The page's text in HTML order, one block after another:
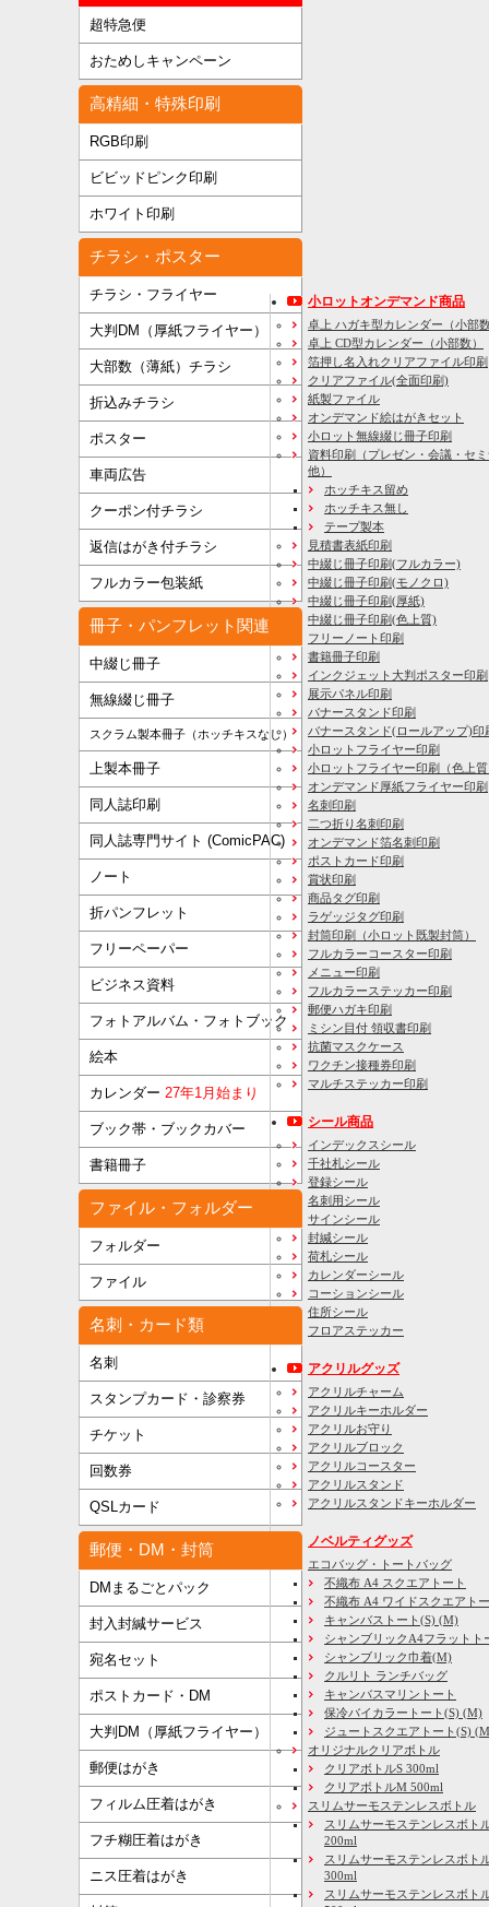
超特急便
おためしキャンペーン
高精細・特殊印刷
RGB印刷
ビビッドピンク印刷
ホワイト印刷
チラシ・ポスター
チラシ・フライヤー
大判DM（厚紙フライヤー）
大部数（薄紙）チラシ
折込みチラシ
ポスター
車両広告
クーポン付チラシ
返信はがき付チラシ
フルカラー包装紙
冊子・パンフレット関連
中綴じ冊子
無線綴じ冊子
スクラム製本冊子（ホッチキスなし）
上製本冊子
同人誌印刷
同人誌専門サイト (ComicPAC)
ノート
折パンフレット
フリーペーパー
ビジネス資料
フォトアルバム・フォトブック
絵本
カレンダー 27年1月始まり
ブック帯・ブックカバー
書籍冊子
ファイル・フォルダー
フォルダー
ファイル
名刺・カード類
名刺
スタンプカード・診察券
チケット
回数券
QSLカード
郵便・DM・封筒
DMまるごとパック
封入封緘サービス
宛名セット
ポストカード・DM
大判DM（厚紙フライヤー）
郵便はがき
フィルム圧着はがき
フチ糊圧着はがき
ニス圧着はがき
小ロットオンデマンド商品
卓上 ハガキ型カレンダー（小部
卓上 CD型カレンダー（小部数）
箔押し名入れクリアファイル印刷
クリアファイル(全面印刷)
紙製ファイル
オンデマンド絵はがきセット
小ロット無線綴じ冊子印刷
資料印刷
（プレゼン・会議・セ
他）
ホッチキス留め
ホッチキス無し
テープ製本
見積書表紙印刷
中綴じ冊子印刷(フルカラー)
中綴じ冊子印刷(モノクロ)
中綴じ冊子印刷(厚紙)
中綴じ冊子印刷(色上質)
フリーノート印刷
書籍冊子印刷
インクジェット大判ポスター印刷
展示パネル印刷
バナースタンド印刷
バナースタンド(ロールアップ)印
小ロットフライヤー印刷
小ロットフライヤー印刷（色上
オンデマンド厚紙フライヤー印刷
名刺印刷
二つ折り名刺印刷
オンデマンド箔名刺印刷
ポストカード印刷
賞状印刷
商品タグ印刷
ラゲッジタグ印刷
封筒印刷
（小ロット既製封筒）
フルカラーコースター印刷
メニュー印刷
フルカラーステッカー印刷
郵便ハガキ印刷
ミシン目付 領収書印刷
抗菌マスクケース
ワクチン接種券印刷
マルチステッカー印刷
シール商品
インデックスシール
千社札シール
登録シール
名刺用シール
サインシール
封緘シール
荷札シール
カレンダーシール
コーションシール
住所シール
フロアステッカー
アクリルグッズ
アクリルチャーム
アクリルキーホルダー
アクリルお守り
アクリルブロック
アクリルコースター
アクリルスタンド
アクリルスタンドキーホルダー
ノベルティグッズ
エコバッグ・トートバッグ
不織布 A4 スクエアトート
不織布 A4 ワイドスクエアト
キャンバストート(S) (M)
シャンブリックA4フラットト
シャンブリック巾着(M)
クルリト ランチバッグ
キャンバスマリントート
保冷バイカラートート(S) (M)
ジュートスクエアトート(S)
オリジナルクリアボトル
クリアボトルS 300ml
クリアボトルM 500ml
スリムサーモステンレスボトル
スリムサーモステンレスボト
200ml
スリムサーモステンレスボト
300ml
スリムサーモステンレスボト